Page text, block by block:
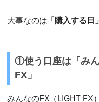
大事なのは 「購入する日」
①使う口座は「み
FX」
みんなのFX（LIGHT FX